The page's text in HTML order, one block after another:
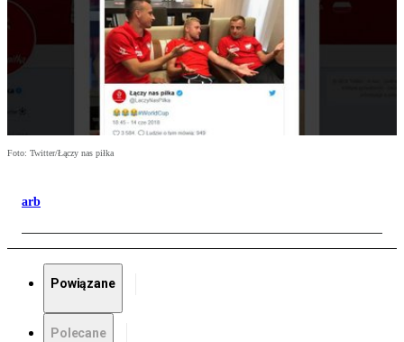
Foto: Twitter/Łączy nas piłka
arb
Powiązane
Polecane